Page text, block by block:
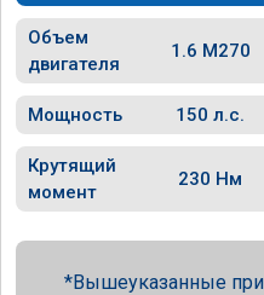
Объем
двигателя
1.6 M270
Мощность 150 л.с.
Крутящий
момент
230 Нм
Вышеуказанные